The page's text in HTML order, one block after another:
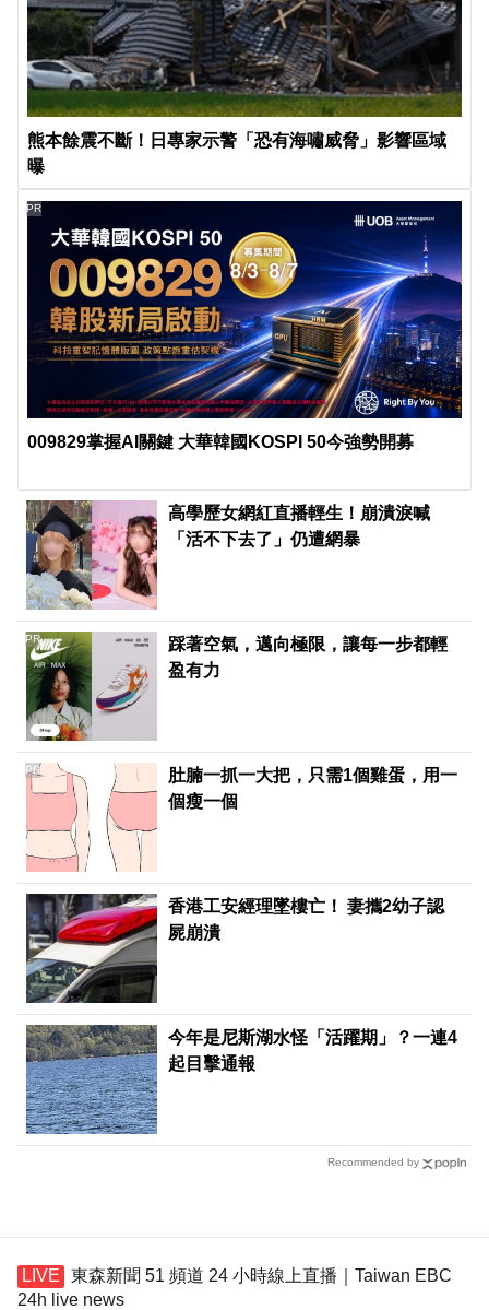
熊本餘震不斷！日專家示警「恐有海嘯威脅」影響區域
曝
009829掌握AI關鍵 大華韓國KOSPI 50今強勢開募
PR
高學歷女網紅直播輕生！崩潰淚喊
「活不下去了」仍遭網暴
踩著空氣，邁向極限，讓每一步都輕
盈有力
PR
肚腩一抓一大把，只需1個雞蛋，用一
個瘦一個
PR
香港工安經理墜樓亡！ 妻攜2幼子認
屍崩潰
今年是尼斯湖水怪「活躍期」？一連4
起目擊通報
Recommended by
東森新聞 51 頻道 24 小時線上直播｜Taiwan EBC
24h live news